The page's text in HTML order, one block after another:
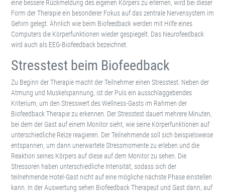
eine bessere Rückmeldung des eigenen Körpers zu erlernen, wird bei dieser
Form der Therapie ein besonderer Fokus auf das zentrale Nervensystem im
Gehirn gelegt. Ähnlich wie beim Biofeedback werden mit Hilfe eines
Computers die Körperfunktionen wieder gespiegelt. Das Neurofeedback
wird auch als EEG-Biofeedback bezeichnet.
Stresstest beim Biofeedback
Zu Beginn der Therapie macht der Teilnehmer einen Stresstest. Neben der
Atmung und Muskelspannung, ist der Puls ein ausschlaggebendes
Kriterium, um den Stresswert des Wellness-Gasts im Rahmen der
Biofeedback Therapie zu erkennen. Der Stresstest dauert mehrere Minuten,
bei dem der Gast auf einem Monitor sieht, wie seine Körperfunktionen auf
unterschiedliche Reize reagieren. Der Teilnehmende soll sich beispielsweise
entspannen, um dann unerwartete Stressmomente zu erleben und die
Reaktion seines Körpers auf diese auf dem Monitor zu sehen. Die
Stressoren haben unterschiedliche Intensität, sodass sich der
teilnehmende Hotel-Gast nicht auf eine mögliche nächste Phase einstellen
kann. In der Auswertung sehen Biofeedback Therapeut und Gast dann, auf